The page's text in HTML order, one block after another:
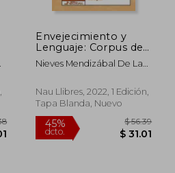
Envejecimiento y
Lenguaje: Corpus de
Muestras de Habla de
Personas con
Leve en Entrevistas
Estructuradas
Nieves Mendizábal De La
Martín; Natalia Jimeno
Bulnes; Carolina Sánchez
Gil
Nau Llibres, 2022, 1 Edición,
Tapa Blanda, Nuevo